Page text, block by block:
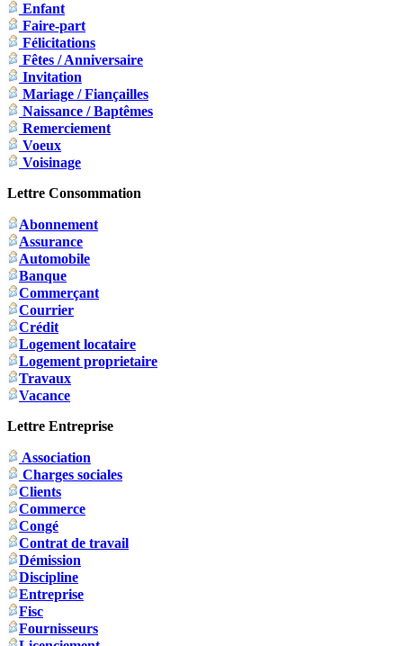
Enfant
Faire-part
Félicitations
Fêtes / Anniversaire
Invitation
Mariage / Fiançailles
Naissance / Baptêmes
Remerciement
Voeux
Voisinage
Lettre Consommation
Abonnement
Assurance
Automobile
Banque
Commerçant
Courrier
Crédit
Logement locataire
Logement proprietaire
Travaux
Vacance
Lettre Entreprise
Association
Charges sociales
Clients
Commerce
Congé
Contrat de travail
Démission
Discipline
Entreprise
Fisc
Fournisseurs